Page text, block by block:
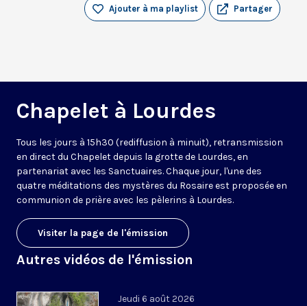
Partager
Ajouter à ma playlist
Chapelet à Lourdes
Tous les jours à 15h30 (rediffusion à minuit), retransmission
en direct du Chapelet depuis la grotte de Lourdes, en
partenariat avec les Sanctuaires. Chaque jour, l'une des
quatre méditations des mystères du Rosaire est proposée en
communion de prière avec les pèlerins à Lourdes.
Visiter la page de l'émission
Autres vidéos de l'émission
Jeudi 6 août 2026